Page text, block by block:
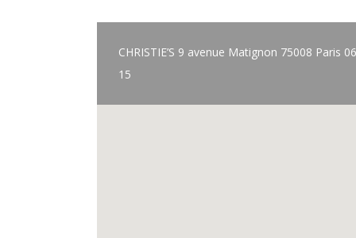
CHRISTIE’S 9 avenue Matignon 75008 Paris
15